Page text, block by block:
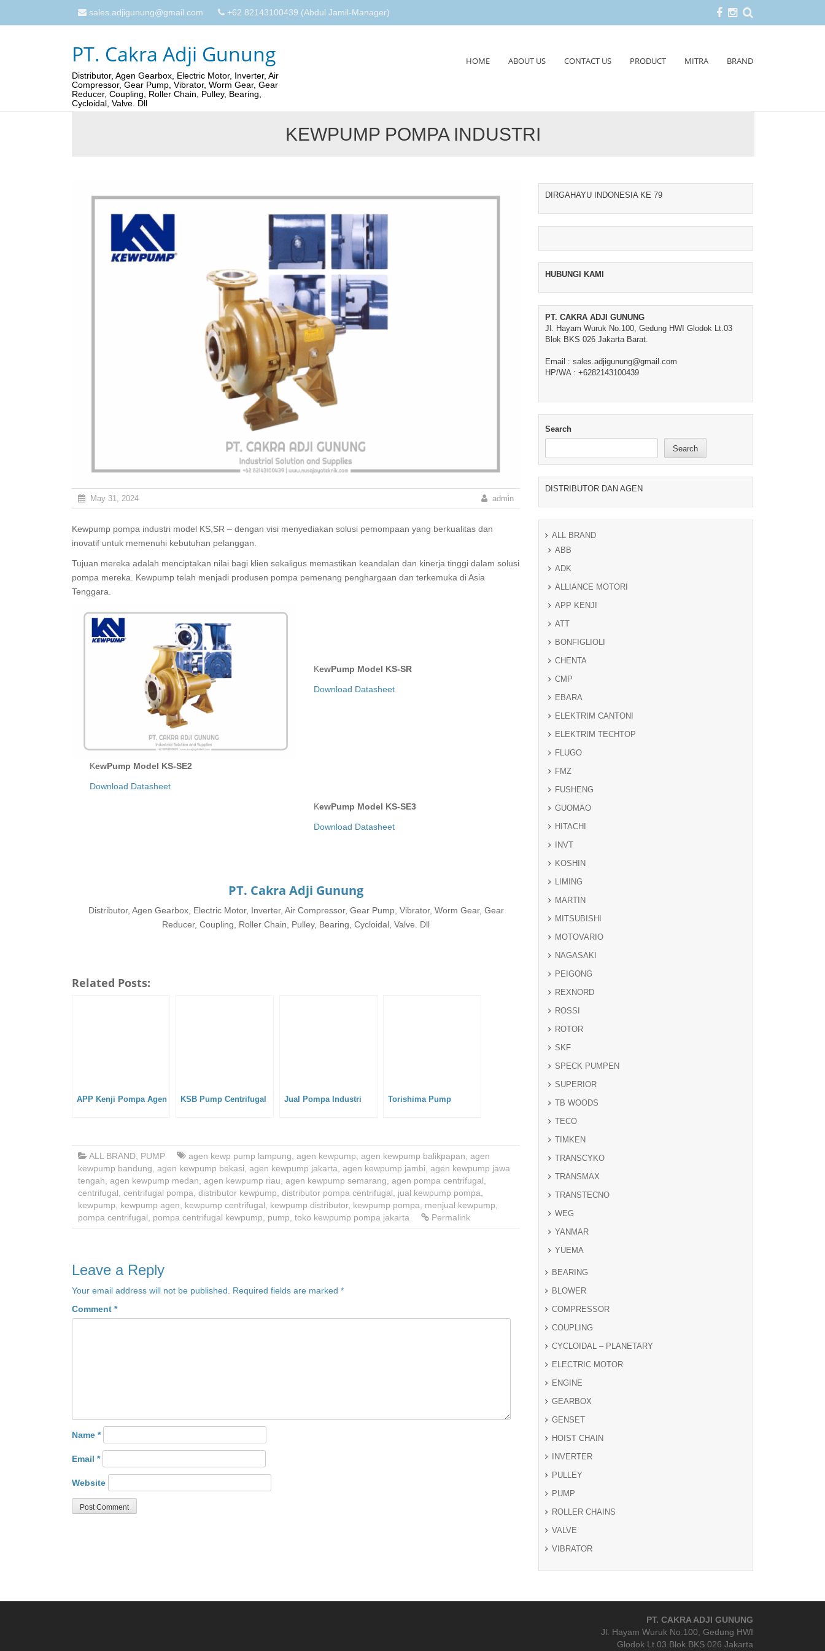
sales.adjigunung@gmail.com +62 82143100439 (Abdul Jamil-Manager)
PT. Cakra Adji Gunung
Distributor, Agen Gearbox, Electric Motor, Inverter, Air
Compressor, Gear Pump, Vibrator, Worm Gear, Gear
Reducer, Coupling, Roller Chain, Pulley, Bearing,
Cycloidal, Valve. Dll
HOME ABOUT US CONTACT US PRODUCT MITRA BRAND
KEWPUMP POMPA INDUSTRI
May 31, 2024 admin
Kewpump pompa industri model KS,SR – dengan visi menyediakan solusi pemompaan yang berkualitas dan
inovatif untuk memenuhi kebutuhan pelanggan.
Tujuan mereka adalah menciptakan nilai bagi klien sekaligus memastikan keandalan dan kinerja tinggi dalam solusi
pompa mereka. Kewpump telah menjadi produsen pompa pemenang penghargaan dan terkemuka di Asia
Tenggara.
KewPump Model KS-SR
Download Datasheet
KewPump Model KS-SE2
Download Datasheet
KewPump Model KS-SE3
Download Datasheet
PT. Cakra Adji Gunung
Distributor, Agen Gearbox, Electric Motor, Inverter, Air Compressor, Gear Pump, Vibrator, Worm Gear, Gear
Reducer, Coupling, Roller Chain, Pulley, Bearing, Cycloidal, Valve. Dll
Related Posts:
APP Kenji Pompa Agen KSB Pump Centrifugal Jual Pompa Industri Torishima Pump
ALL BRAND, PUMP agen kewp pump lampung, agen kewpump, agen kewpump balikpapan, agen
kewpump bandung, agen kewpump bekasi, agen kewpump jakarta, agen kewpump jambi, agen kewpump jawa
tengah, agen kewpump medan, agen kewpump riau, agen kewpump semarang, agen pompa centrifugal,
centrifugal, centrifugal pompa, distributor kewpump, distributor pompa centrifugal, jual kewpump pompa,
kewpump, kewpump agen, kewpump centrifugal, kewpump distributor, kewpump pompa, menjual kewpump,
pompa centrifugal, pompa centrifugal kewpump, pump, toko kewpump pompa jakarta Permalink
Leave a Reply
Your email address will not be published. Required fields are marked *
Comment *
Name *
Email *
Website
DIRGAHAYU INDONESIA KE 79
HUBUNGI KAMI
PT. CAKRA ADJI GUNUNG
Jl. Hayam Wuruk No.100, Gedung HWI Glodok Lt.03
Blok BKS 026 Jakarta Barat.
Email : sales.adjigunung@gmail.com
HP/WA : +6282143100439
Search
Search
DISTRIBUTOR DAN AGEN
ALL BRAND
ABB
ADK
ALLIANCE MOTORI
APP KENJI
ATT
BONFIGLIOLI
CHENTA
CMP
EBARA
ELEKTRIM CANTONI
ELEKTRIM TECHTOP
FLUGO
FMZ
FUSHENG
GUOMAO
HITACHI
INVT
KOSHIN
LIMING
MARTIN
MITSUBISHI
MOTOVARIO
NAGASAKI
PEIGONG
REXNORD
ROSSI
ROTOR
SKF
SPECK PUMPEN
SUPERIOR
TB WOODS
TECO
TIMKEN
TRANSCYKO
TRANSMAX
TRANSTECNO
WEG
YANMAR
YUEMA
BEARING
BLOWER
COMPRESSOR
COUPLING
CYCLOIDAL – PLANETARY
ELECTRIC MOTOR
ENGINE
GEARBOX
GENSET
HOIST CHAIN
INVERTER
PULLEY
PUMP
ROLLER CHAINS
VALVE
VIBRATOR
PT. CAKRA ADJI GUNUNG
Jl. Hayam Wuruk No.100, Gedung HWI
Glodok Lt.03 Blok BKS 026 Jakarta